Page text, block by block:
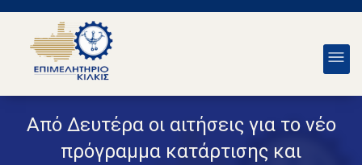
Από Δευτέρα οι αιτήσεις για το νέο
πρόγραμμα κατάρτισης και